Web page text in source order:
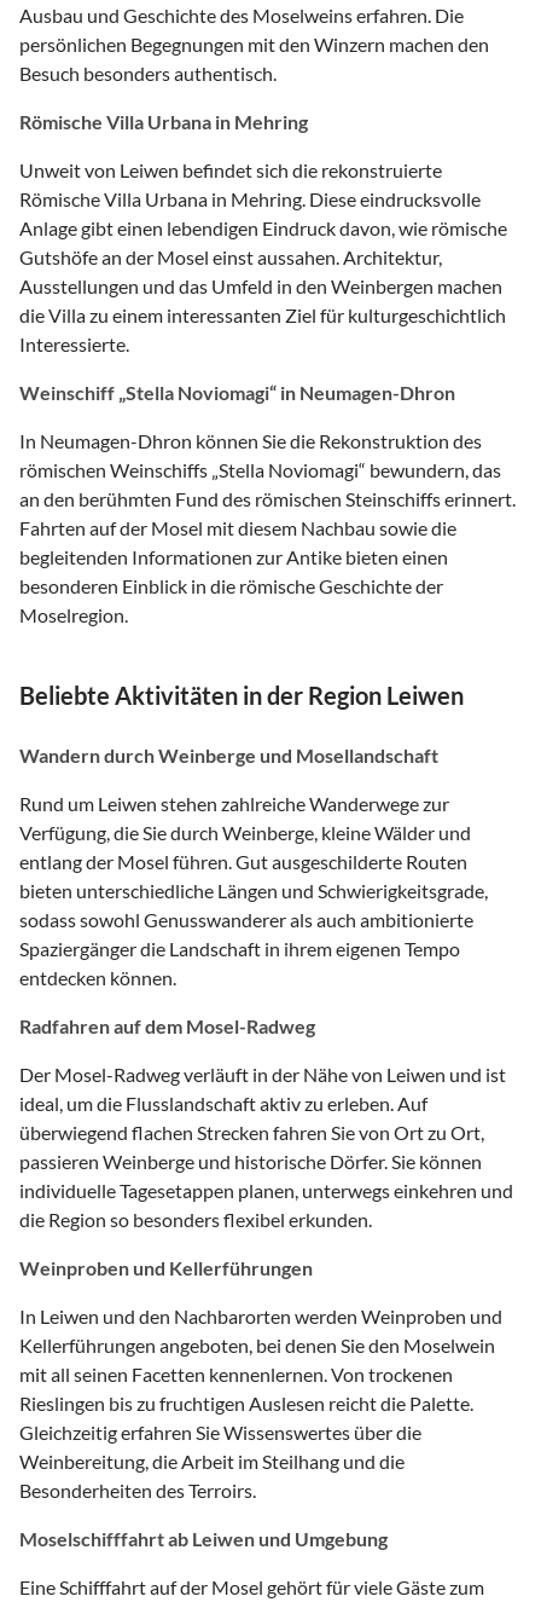
Ausbau und Geschichte des Moselweins erfahren. Die
persönlichen Begegnungen mit den Winzern machen den
Besuch besonders authentisch.
Römische Villa Urbana in Mehring
Unweit von Leiwen befindet sich die rekonstruierte
Römische Villa Urbana in Mehring. Diese eindrucksvolle
Anlage gibt einen lebendigen Eindruck davon, wie römische
Gutshöfe an der Mosel einst aussahen. Architektur,
Ausstellungen und das Umfeld in den Weinbergen machen
die Villa zu einem interessanten Ziel für kulturgeschichtlich
Interessierte.
Weinschiff „Stella Noviomagi“ in Neumagen-Dhron
In Neumagen-Dhron können Sie die Rekonstruktion des
römischen Weinschiffs „Stella Noviomagi“ bewundern, das
an den berühmten Fund des römischen Steinschiffs erinnert.
Fahrten auf der Mosel mit diesem Nachbau sowie die
begleitenden Informationen zur Antike bieten einen
besonderen Einblick in die römische Geschichte der
Moselregion.
Beliebte Aktivitäten in der Region Leiwen
Wandern durch Weinberge und Mosellandschaft
Rund um Leiwen stehen zahlreiche Wanderwege zur
Verfügung, die Sie durch Weinberge, kleine Wälder und
entlang der Mosel führen. Gut ausgeschilderte Routen
bieten unterschiedliche Längen und Schwierigkeitsgrade,
sodass sowohl Genusswanderer als auch ambitionierte
Spaziergänger die Landschaft in ihrem eigenen Tempo
entdecken können.
Radfahren auf dem Mosel-Radweg
Der Mosel-Radweg verläuft in der Nähe von Leiwen und ist
ideal, um die Flusslandschaft aktiv zu erleben. Auf
überwiegend flachen Strecken fahren Sie von Ort zu Ort,
passieren Weinberge und historische Dörfer. Sie können
individuelle Tagesetappen planen, unterwegs einkehren und
die Region so besonders flexibel erkunden.
Weinproben und Kellerführungen
In Leiwen und den Nachbarorten werden Weinproben und
Kellerführungen angeboten, bei denen Sie den Moselwein
mit all seinen Facetten kennenlernen. Von trockenen
Rieslingen bis zu fruchtigen Auslesen reicht die Palette.
Gleichzeitig erfahren Sie Wissenswertes über die
Weinbereitung, die Arbeit im Steilhang und die
Besonderheiten des Terroirs.
Moselschifffahrt ab Leiwen und Umgebung
Eine Schifffahrt auf der Mosel gehört für viele Gäste zum